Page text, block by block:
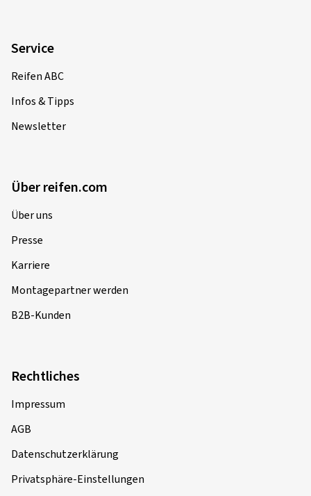
Service
Reifen ABC
Infos & Tipps
Newsletter
Über reifen.com
Über uns
Presse
Karriere
Montagepartner werden
B2B-Kunden
Rechtliches
Impressum
AGB
Datenschutzerklärung
Privatsphäre-Einstellungen